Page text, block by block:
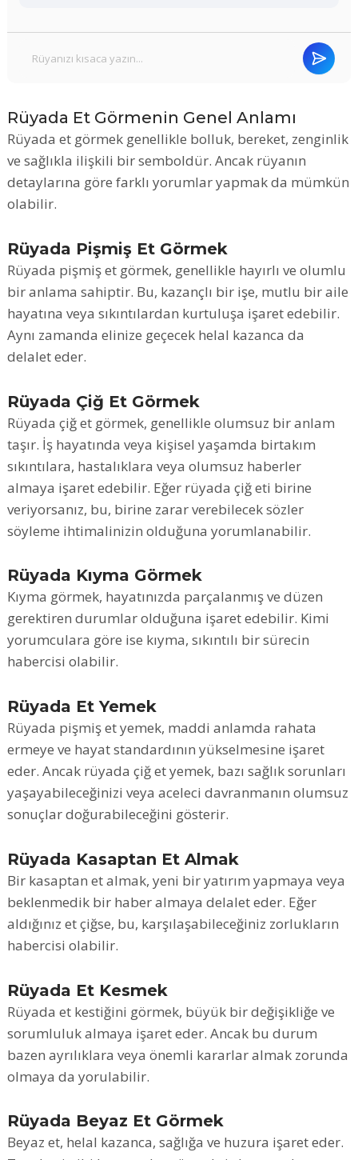
Rüyada Et Görmenin Genel Anlamı
Rüyada et görmek genellikle bolluk, bereket, zenginlik
ve sağlıkla ilişkili bir semboldür. Ancak rüyanın
detaylarına göre farklı yorumlar yapmak da mümkün
olabilir.
Rüyada Pişmiş Et Görmek
Rüyada pişmiş et görmek, genellikle hayırlı ve olumlu
bir anlama sahiptir. Bu, kazançlı bir işe, mutlu bir aile
hayatına veya sıkıntılardan kurtuluşa işaret edebilir.
Aynı zamanda elinize geçecek helal kazanca da
delalet eder.
Rüyada Çiğ Et Görmek
Rüyada çiğ et görmek, genellikle olumsuz bir anlam
taşır. İş hayatında veya kişisel yaşamda birtakım
sıkıntılara, hastalıklara veya olumsuz haberler
almaya işaret edebilir. Eğer rüyada çiğ eti birine
veriyorsanız, bu, birine zarar verebilecek sözler
söyleme ihtimalinizin olduğuna yorumlanabilir.
Rüyada Kıyma Görmek
Kıyma görmek, hayatınızda parçalanmış ve düzen
gerektiren durumlar olduğuna işaret edebilir. Kimi
yorumculara göre ise kıyma, sıkıntılı bir sürecin
habercisi olabilir.
Rüyada Et Yemek
Rüyada pişmiş et yemek, maddi anlamda rahata
ermeye ve hayat standardının yükselmesine işaret
eder. Ancak rüyada çiğ et yemek, bazı sağlık sorunları
yaşayabileceğinizi veya aceleci davranmanın olumsuz
sonuçlar doğurabileceğini gösterir.
Rüyada Kasaptan Et Almak
Bir kasaptan et almak, yeni bir yatırım yapmaya veya
beklenmedik bir haber almaya delalet eder. Eğer
aldığınız et çiğse, bu, karşılaşabileceğiniz zorlukların
habercisi olabilir.
Rüyada Et Kesmek
Rüyada et kestiğini görmek, büyük bir değişikliğe ve
sorumluluk almaya işaret eder. Ancak bu durum
bazen ayrılıklara veya önemli kararlar almak zorunda
olmaya da yorulabilir.
Rüyada Beyaz Et Görmek
Beyaz et, helal kazanca, sağlığa ve huzura işaret eder.